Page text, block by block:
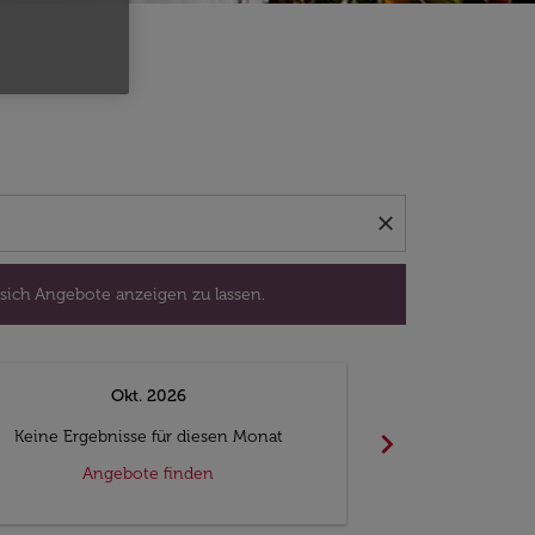
close
Angebote anzeigen zu lassen.
aus, um sich Angebote anzeigen zu lassen.
Okt. 2026
Keine Ergebnisse für diesen Monat
Angebote finden
chevron_right